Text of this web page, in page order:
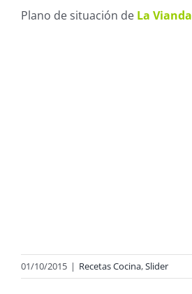
Plano de situación de La Vianda
01/10/2015 | Recetas Cocina,Slider